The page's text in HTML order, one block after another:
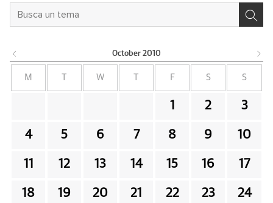
October 2010
M W F S S
1 2 3
4 5 6 7 8 9 10
11 12 13 14 15 16 17
18 19 20 21 22 23 24